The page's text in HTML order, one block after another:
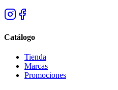
Catálogo
Tienda
Marcas
Promociones